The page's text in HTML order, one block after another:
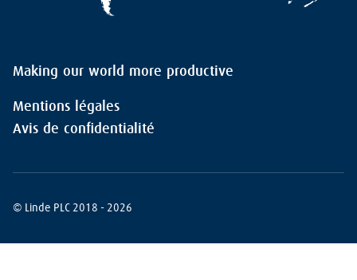
Making our world more productive
Mentions légales
Avis de confidentialité
© Linde PLC 2018 - 2026